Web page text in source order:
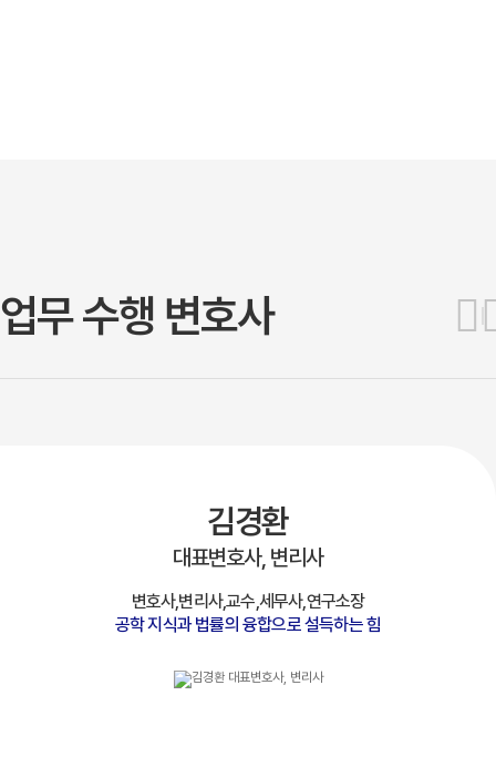
업무 수행 변호사
김경환
대표변호사, 변리사
변호사,변리사,교수,세무사,연구소장
공학 지식과 법률의 융합으로 설득하는 힘